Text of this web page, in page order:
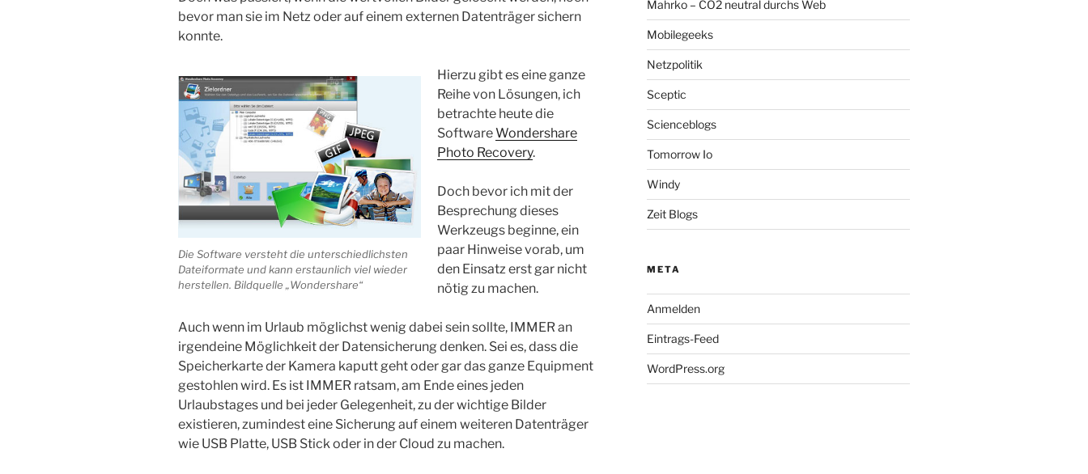
bevor man sie im Netz oder auf einem externen Datenträger sichern
konnte.
Die Software versteht die unterschiedlichsten
Dateiformate und kann erstaunlich viel wieder
herstellen. Bildquelle „Wondershare“
Hierzu gibt es eine ganze
Reihe von Lösungen, ich
betrachte heute die
SoftwareWondershare
Photo Recovery.
Doch bevor ich mit der
Besprechung dieses
Werkzeugs beginne, ein
paar Hinweise vorab, um
den Einsatz erst gar nicht
nötig zu machen.
Auch wenn im Urlaub möglichst wenig dabei sein sollte, IMMER an
irgendeine Möglichkeit der Datensicherung denken. Sei es, dass die
Speicherkarte der Kamera kaputt geht oder gar das ganze Equipment
gestohlen wird. Es ist IMMER ratsam, am Ende eines jeden
Urlaubstages und bei jeder Gelegenheit, zu der wichtige Bilder
existieren, zumindest eine Sicherung auf einem weiteren Datenträger
wie USB Platte, USB Stick oder in der Cloud zu machen.
Mahrko – CO2 neutral durchs Web
Mobilegeeks
Netzpolitik
Sceptic
Scienceblogs
Tomorrow Io
Windy
Zeit Blogs
META
Anmelden
Eintrags-Feed
WordPress.org